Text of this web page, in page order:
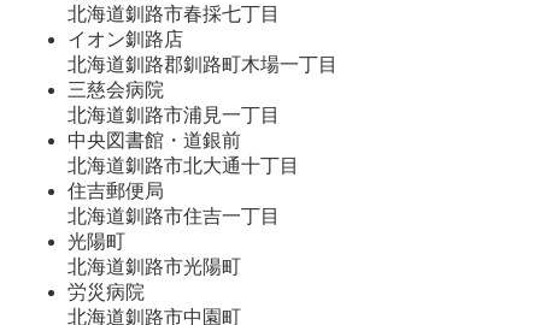
北海道釧路市春採七丁目
イオン釧路店
北海道釧路郡釧路町木場一丁目
三慈会病院
北海道釧路市浦見一丁目
中央図書館・道銀前
北海道釧路市北大通十丁目
住吉郵便局
北海道釧路市住吉一丁目
光陽町
北海道釧路市光陽町
労災病院
北海道釧路市中園町